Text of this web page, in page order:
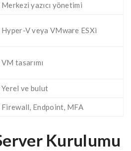
Merkezi yazıcı yönetimi
Hyper-V veya VMware ESXi
VM tasarımı
Yerel ve bulut
Firewall, Endpoint, MFA
Kurulumu